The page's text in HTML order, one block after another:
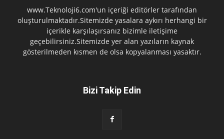
www.Teknoloji6.com'un içeriği editörler tarafından
oluşturulmaktadır.Sitemizde yasalara aykırı herhangi bir
içerikle karşılaşırsanız bizimle iletişime
geçebilirsiniz.Sitemizde yer alan yazıların kaynak
gösterilmeden kısmen de olsa kopyalanması yasaktır.
Bizi Takip Edin